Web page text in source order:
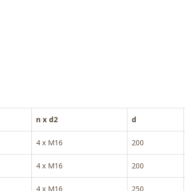
n x d2 d
4 x M16 200
4 x M16 200
4 x M16 250